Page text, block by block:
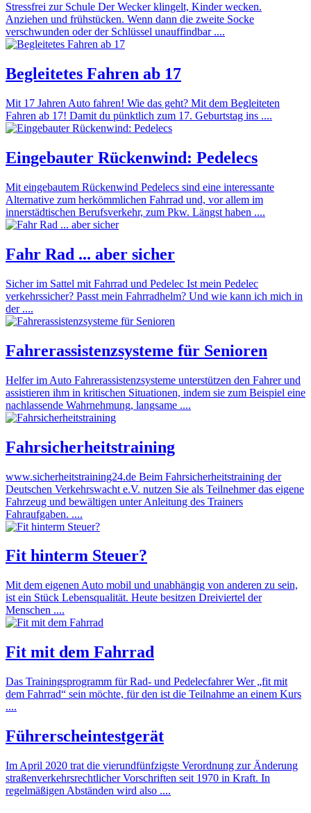
Stressfrei zur Schule Der Wecker klingelt, Kinder wecken.
Anziehen und frühstücken. Wenn dann die zweite Socke
verschwunden oder der Schlüssel unauffindbar ....
Begleitetes Fahren ab 17
Mit 17 Jahren Auto fahren! Wie das geht? Mit dem Begleiteten
Fahren ab 17! Damit du pünktlich zum 17. Geburtstag ins ....
Eingebauter Rückenwind: Pedelecs
Mit eingebautem Rückenwind Pedelecs sind eine interessante
Alternative zum herkömmlichen Fahrrad und, vor allem im
innerstädtischen Berufsverkehr, zum Pkw. Längst haben ....
Fahr Rad ... aber sicher
Sicher im Sattel mit Fahrrad und Pedelec Ist mein Pedelec
verkehrssicher? Passt mein Fahrradhelm? Und wie kann ich mich in
der ....
Fahrerassistenzsysteme für Senioren
Helfer im Auto Fahrerassistenzsysteme unterstützen den Fahrer und
assistieren ihm in kritischen Situationen, indem sie zum Beispiel eine
nachlassende Wahrnehmung, langsame ....
Fahrsicherheitstraining
www.sicherheitstraining24.de Beim Fahrsicherheitstraining der
Deutschen Verkehrswacht e.V. nutzen Sie als Teilnehmer das eigene
Fahrzeug und bewältigen unter Anleitung des Trainers
Fahraufgaben. ....
Fit hinterm Steuer?
Mit dem eigenen Auto mobil und unabhängig von anderen zu sein,
ist ein Stück Lebensqualität. Heute besitzen Dreiviertel der
Menschen ....
Fit mit dem Fahrrad
Das Trainingsprogramm für Rad- und Pedelecfahrer Wer „fit mit
dem Fahrrad“ sein möchte, für den ist die Teilnahme an einem Kurs
....
Führerscheintestgerät
Im April 2020 trat die vierundfünfzigste Verordnung zur Änderung
straßenverkehrsrechtlicher Vorschriften seit 1970 in Kraft. In
regelmäßigen Abständen wird also ....